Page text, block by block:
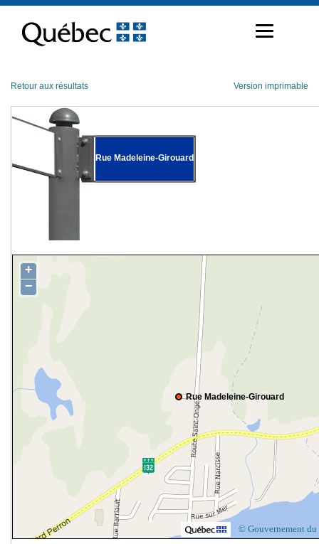
contenu
Retour aux résultats Version imprimable
Rue Madeleine-Girouard
Rue Madeleine-Girouard
+
−
© Gouvernement du